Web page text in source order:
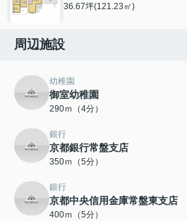
36.67坪(121.23㎡)
周辺施設
幼稚園
御室幼稚園
290ｍ（4分）
銀行
京都銀行常盤支店
350ｍ（5分）
銀行
京都中央信用金庫常盤東支店
400ｍ（5分）